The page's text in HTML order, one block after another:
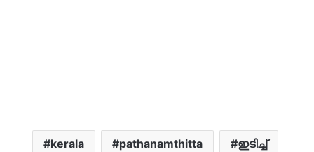
kerala pathanamthitta ഇടിച്ച്